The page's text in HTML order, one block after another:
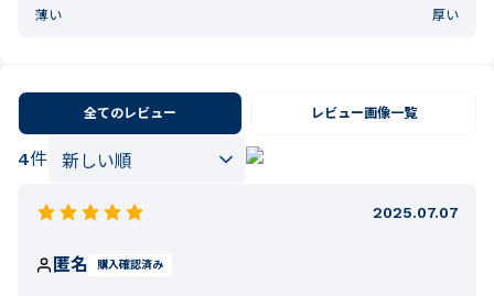
薄い 厚い
全てのレビュー レビュー画像一覧
4件
2025.07.07
匿名 購入確認済み